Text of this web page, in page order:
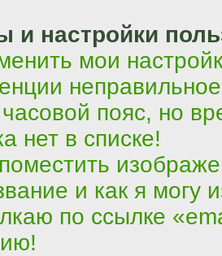
и настройки
мои
пояс, но
нет в списке!
и как я могу
по ссылке